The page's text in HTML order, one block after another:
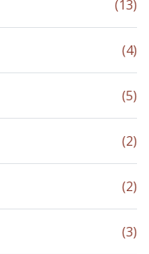
(13)
(4)
(5)
(2)
(2)
(3)